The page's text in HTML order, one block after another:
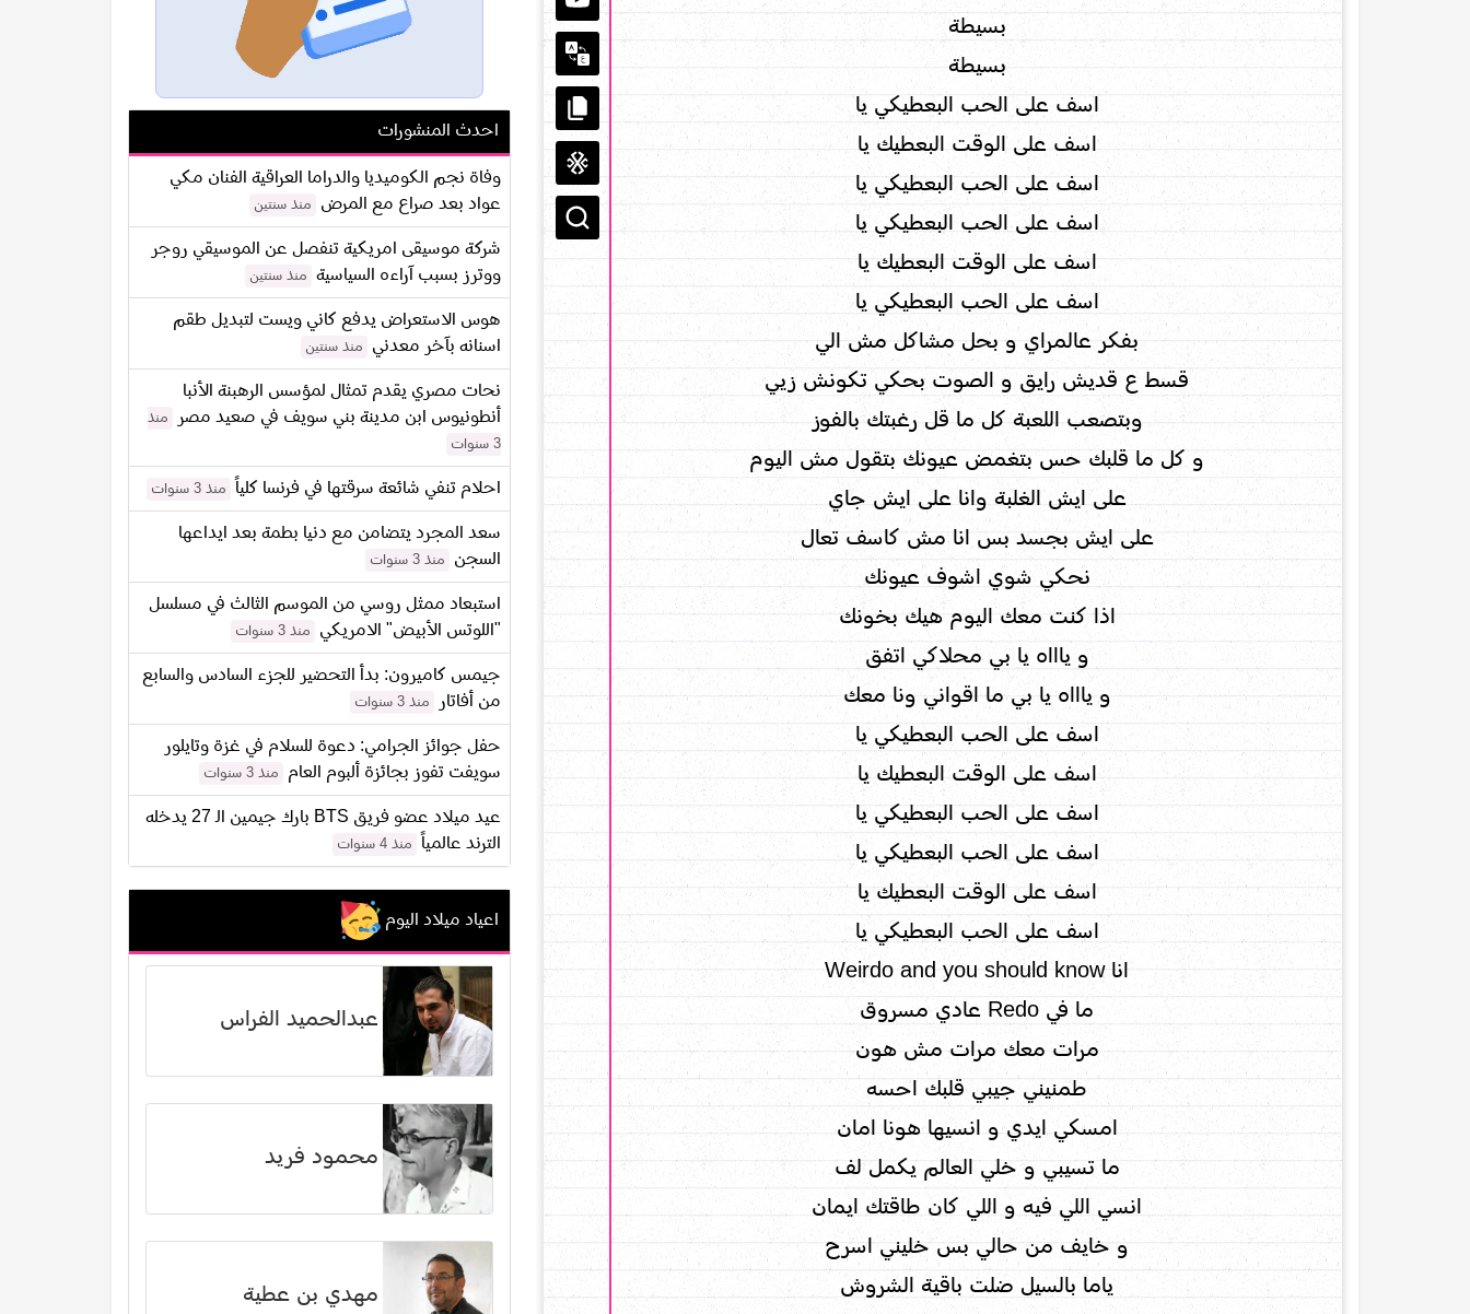
بسيطة
بسيطة
اسف على الحب البعطيكي يا
اسف على الوقت البعطيك يا
اسف على الحب البعطيكي يا
اسف على الحب البعطيكي يا
اسف على الوقت البعطيك يا
اسف على الحب البعطيكي يا
بفكر عالمراي و بحل مشاكل مش الي
قسط ع قديش رايق و الصوت بحكي تكونش زيي
وبتصعب اللعبة كل ما قل رغبتك بالفوز
و كل ما قلبك حس بتغمض عيونك بتقول مش اليوم
على ايش الغلبة وانا على ايش جاي
على ايش بجسد بس انا مش كاسف تعال
نحكي شوي اشوف عيونك
اذا كنت معك اليوم هيك بخونك
و ياااه يا بي محلاكي اتفق
و ياااه يا بي ما اقواني ونا معك
اسف على الحب البعطيكي يا
اسف على الوقت البعطيك يا
اسف على الحب البعطيكي يا
اسف على الحب البعطيكي يا
اسف على الوقت البعطيك يا
اسف على الحب البعطيكي يا
انا Weirdo and you should know
ما في Redo عادي مسروق
مرات معك مرات مش هون
طمنيني جيبي قلبك احسه
امسكي ايدي و انسيها هونا امان
ما تسيبي و خلي العالم يكمل لف
انسي اللي فيه و اللي كان طاقتك ايمان
و خايف من حالي بس خليني اسرح
ياما بالسيل ضلت باقية الشروش
احدث المنشورات
وفاة نجم الكوميديا والدراما العراقية الفنان مكي
عواد بعد صراع مع المرض
منذ سنتين
شركة موسيقى امريكية تنفصل عن الموسيقي روجر
ووترز بسبب آراءه السياسية
منذ سنتين
هوس الاستعراض يدفع كاني ويست لتبديل طقم
اسنانه بآخر معدني
منذ سنتين
نحات مصري يقدم تمثال لمؤسس الرهبنة الأنبا
أنطونيوس ابن مدينة بني سويف في صعيد مصر
منذ
3 سنوات
احلام تنفي شائعة سرقتها في فرنسا كلياً منذ 3 سنوات
سعد المجرد يتضامن مع دنيا بطمة بعد ايداعها
السجن
منذ 3 سنوات
استبعاد ممثل روسي من الموسم الثالث في مسلسل
"اللوتس الأبيض" الامريكي
منذ 3 سنوات
جيمس كاميرون: بدأ التحضير للجزء السادس والسابع
من أفاتار
منذ 3 سنوات
حفل جوائز الجرامي: دعوة للسلام في غزة وتايلور
سويفت تفوز بجائزة ألبوم العام
منذ 3 سنوات
عيد ميلاد عضو فريق BTS بارك جيمين الـ 27 يدخله
الترند عالمياً
منذ 4 سنوات
اعياد ميلاد اليوم
عبدالحميد الفراس
محمود فريد
مهدي بن عطية